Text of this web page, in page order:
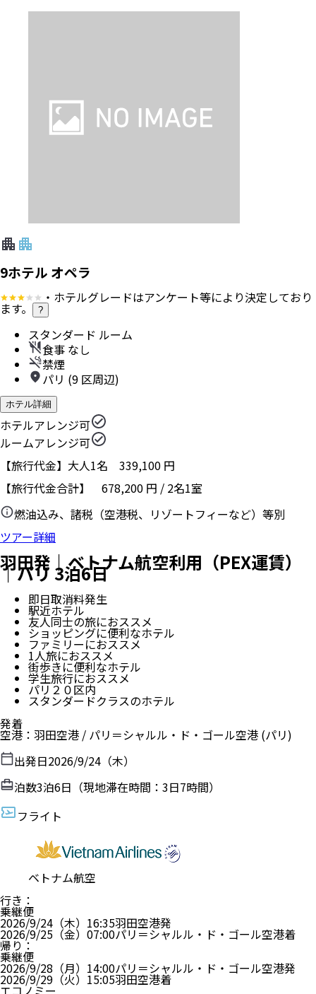
9ホテル オペラ
・ホテルグレードはアンケート等により決定しており
ます。 ?
スタンダード ルーム
食事 なし
禁煙
パリ (9 区周辺)
ホテル詳細
ホテルアレンジ可
ルームアレンジ可
【旅行代金】大人1名 339,100 円
【旅行代金合計】 678,200 円 / 2名1室
燃油込み、諸税（空港税、リゾートフィーなど）等別
ツアー詳細
羽田発｜ベトナム航空利用（PEX運賃）
｜パリ 3泊6日
即日取消料発生
駅近ホテル
友人同士の旅におススメ
ショッピングに便利なホテル
ファミリーにおススメ
1人旅におススメ
街歩きに便利なホテル
学生旅行におススメ
パリ２０区内
スタンダードクラスのホテル
発着
空港 ： 羽田空港 / パリ＝シャルル・ド・ゴール空港 (パリ)
出発日2026/9/24（木）
泊数3泊6日（現地滞在時間： 3日7時間）
フライト
ベトナム航空
行き ：
乗継便
2026/9/24（木） 16:35羽田空港発
2026/9/25（金） 07:00パリ＝シャルル・ド・ゴール空港着
帰り ：
乗継便
2026/9/28（月） 14:00パリ＝シャルル・ド・ゴール空港発
2026/9/29（火） 15:05羽田空港着
エコノミー